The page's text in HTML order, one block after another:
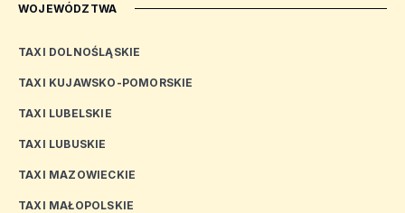
WOJEWÓDZTWA
TAXI DOLNOŚLĄSKIE
TAXI KUJAWSKO-POMORSKIE
TAXI LUBELSKIE
TAXI LUBUSKIE
TAXI MAZOWIECKIE
TAXI MAŁOPOLSKIE